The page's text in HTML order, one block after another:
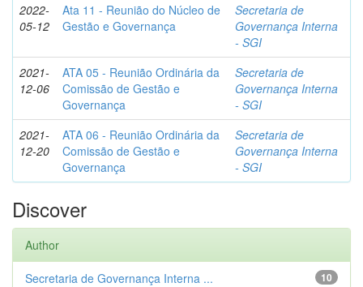
2022-
05-12
Ata 11 - Reunião do Núcleo de
Gestão e Governança
Secretaria de
Governança Interna
- SGI
2021-
12-06
ATA 05 - Reunião Ordinária da
Comissão de Gestão e
Governança
Secretaria de
Governança Interna
- SGI
2021-
12-20
ATA 06 - Reunião Ordinária da
Comissão de Gestão e
Governança
Secretaria de
Governança Interna
- SGI
Discover
Author
10
Secretaria de Governança Interna ...